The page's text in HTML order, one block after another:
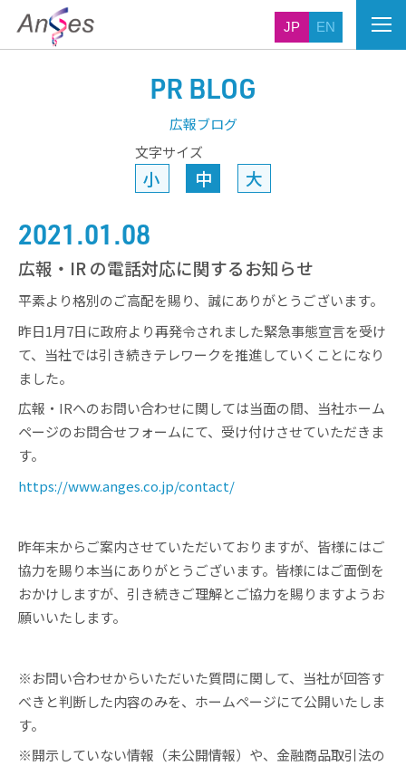
JP EN
PR BLOG
広報ブログ
文字サイズ
小 中 大
2021.01.08
広報・IR の電話対応に関するお知らせ
平素より格別のご高配を賜り、誠にありがとうございます。
昨日1月7日に政府より再発令されました緊急事態宣言を受け
て、当社では引き続きテレワークを推進していくことになり
ました。
広報・IRへのお問い合わせに関しては当面の間、当社ホーム
ページのお問合せフォームにて、受け付けさせていただきま
す。
https://www.anges.co.jp/contact/
昨年末からご案内させていただいておりますが、皆様にはご
協力を賜り本当にありがとうございます。皆様にはご面倒を
おかけしますが、引き続きご理解とご協力を賜りますようお
願いいたします。
※お問い合わせからいただいた質問に関して、当社が回答す
べきと判断した内容のみを、ホームページにて公開いたしま
す。
※開示していない情報（未公開情報）や、金融商品取引法の